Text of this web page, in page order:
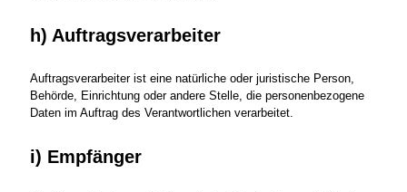
h) Auftragsverarbeiter
Auftragsverarbeiter ist eine natürliche oder juristische Person,
Behörde, Einrichtung oder andere Stelle, die personenbezogene
Daten im Auftrag des Verantwortlichen verarbeitet.
i) Empfänger